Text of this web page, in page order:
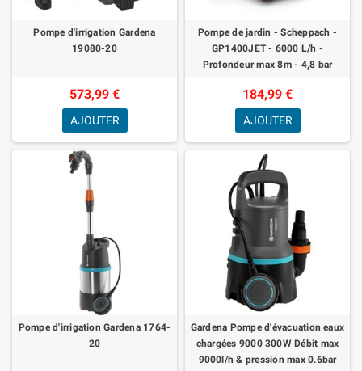
Pompe d'irrigation Gardena
19080-20
573,99 €
AJOUTER
Pompe de jardin - Scheppach -
GP1400JET - 6000 L/h -
Profondeur max 8m - 4,8 bar
184,99 €
AJOUTER
Pompe d'irrigation Gardena 1764-
20
Gardena Pompe d'évacuation eaux
chargées 9000 300W Débit max
9000l/h & pression max 0.6bar